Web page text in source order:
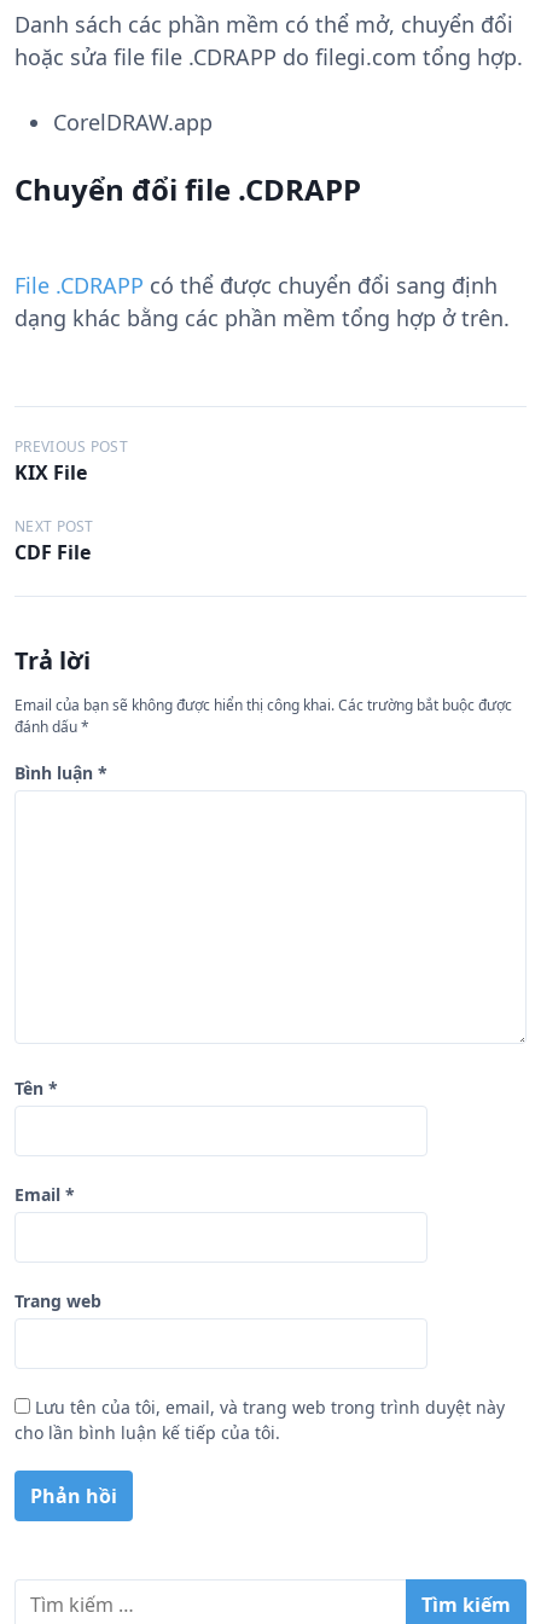
Danh sách các phần mềm có thể mở, chuyển đổi
hoặc sửa file file .CDRAPP do filegi.com tổng hợp.
CorelDRAW.app
Chuyển đổi file .CDRAPP
File .CDRAPP có thể được chuyển đổi sang định
dạng khác bằng các phần mềm tổng hợp ở trên.
Đ
i
ề
u
h
ớ
n
g
b
PREVIOUS POST
KIX File
NEXT POST
CDF File
Trả lời
Email của bạn sẽ không được hiển thị công khai.Các trường bắt buộc được
đánh dấu*
Bình luận *
Tên *
Email *
Trang web
Lưu tên của tôi, email, và trang web trong trình duyệt này
cho lần bình luận kế tiếp của tôi.